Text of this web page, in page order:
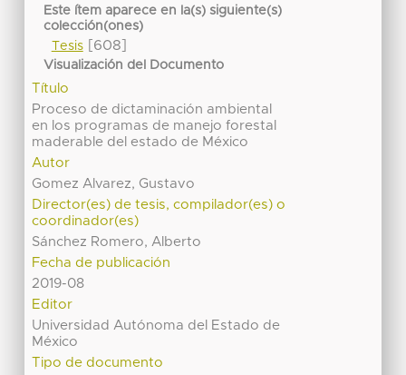
Este ítem aparece en la(s) siguiente(s)
colección(ones)
Tesis[608]
Visualización del Documento
Título
Proceso de dictaminación ambiental
en los programas de manejo forestal
maderable del estado de México
Autor
Gomez Alvarez, Gustavo
Director(es) de tesis, compilador(es) o
coordinador(es)
Sánchez Romero, Alberto
Fecha de publicación
2019-08
Editor
Universidad Autónoma del Estado de
México
Tipo de documento